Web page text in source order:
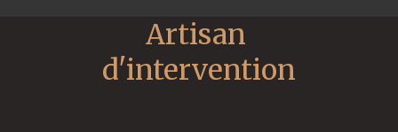
Artisan
d'intervention